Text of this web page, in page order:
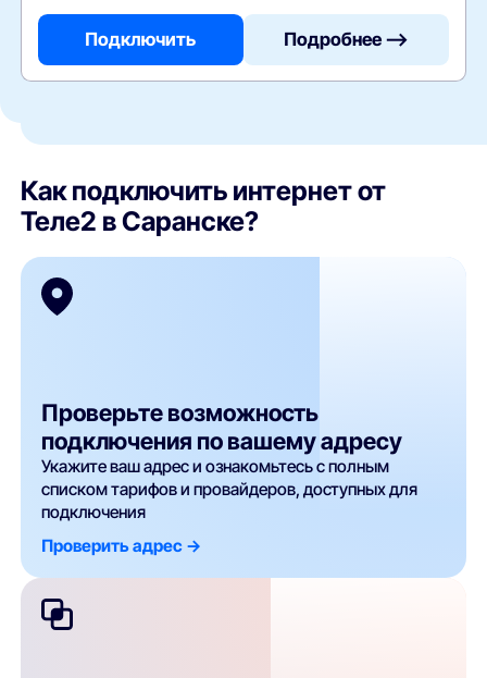
Подключить Подробнее —>
Как подключить интернет от
Теле2 в Саранске?
Проверьте возможность
подключения по вашему адресу
Укажите ваш адрес и ознакомьтесь с полным
списком тарифов и провайдеров, доступных для
подключения
Проверить адрес ->